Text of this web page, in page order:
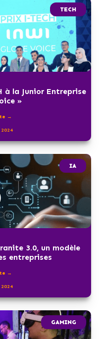
TECH
à la Junior Entreprise
»
→
IA
3.0, un modèle
entreprises
→
GAMING